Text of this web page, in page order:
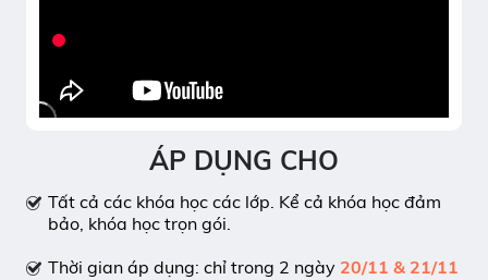
ÁP DỤNG CHO
Tất cả các khóa học các lớp. Kể cả khóa học đảm
bảo, khóa học trọn gói.
Thời gian áp dụng: chỉ trong 2 ngày 20/11 & 21/11